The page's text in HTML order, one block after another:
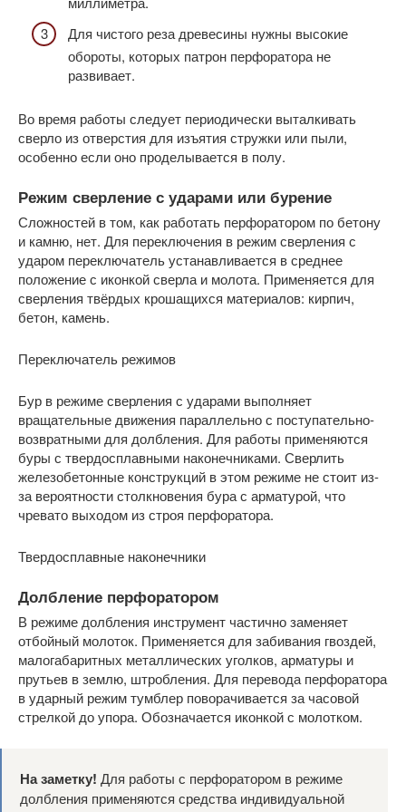
Для чистого реза древесины нужны высокие
обороты, которых патрон перфоратора не
развивает.
Во время работы следует периодически выталкивать
сверло из отверстия для изъятия стружки или пыли,
особенно если оно проделывается в полу.
Режим сверление с ударами или бурение
Сложностей в том, как работать перфоратором по бетону
и камню, нет. Для переключения в режим сверления с
ударом переключатель устанавливается в среднее
положение с иконкой сверла и молота. Применяется для
сверления твёрдых крошащихся материалов: кирпич,
бетон, камень.
Переключатель режимов
Бур в режиме сверления с ударами выполняет
вращательные движения параллельно с поступательно-
возвратными для долбления. Для работы применяются
буры с твердосплавными наконечниками. Сверлить
железобетонные конструкций в этом режиме не стоит из-
за вероятности столкновения бура с арматурой, что
чревато выходом из строя перфоратора.
Твердосплавные наконечники
Долбление перфоратором
В режиме долбления инструмент частично заменяет
отбойный молоток. Применяется для забивания гвоздей,
малогабаритных металлических уголков, арматуры и
прутьев в землю, штробления. Для перевода перфоратора
в ударный режим тумблер поворачивается за часовой
стрелкой до упора. Обозначается иконкой с молотком.
На заметку! Для работы с перфоратором в режиме
долбления применяются средства индивидуальной